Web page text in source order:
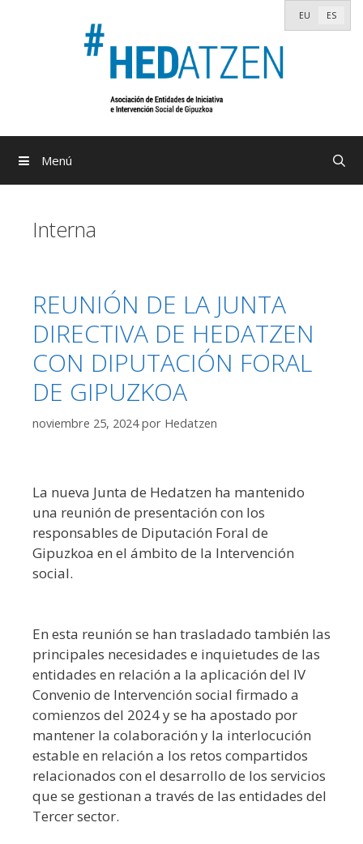
EU ES
Menú
Interna
REUNIÓN DE LA JUNTA
DIRECTIVA DE HEDATZEN
CON DIPUTACIÓN FORAL
DE GIPUZKOA
noviembre 25, 2024 por Hedatzen
La nueva Junta de Hedatzen ha mantenido
una reunión de presentación con los
responsables de Diputación Foral de
Gipuzkoa en el ámbito de la Intervención
social.
En esta reunión se han trasladado también las
principales necesidades e inquietudes de las
entidades en relación a la aplicación del IV
Convenio de Intervención social firmado a
comienzos del 2024 y se ha apostado por
mantener la colaboración y la interlocución
estable en relación a los retos compartidos
relacionados con el desarrollo de los servicios
que se gestionan a través de las entidades del
Tercer sector.